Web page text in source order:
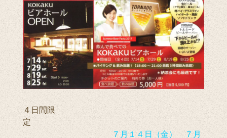
４日間限
定
７月１４日（金） ７月